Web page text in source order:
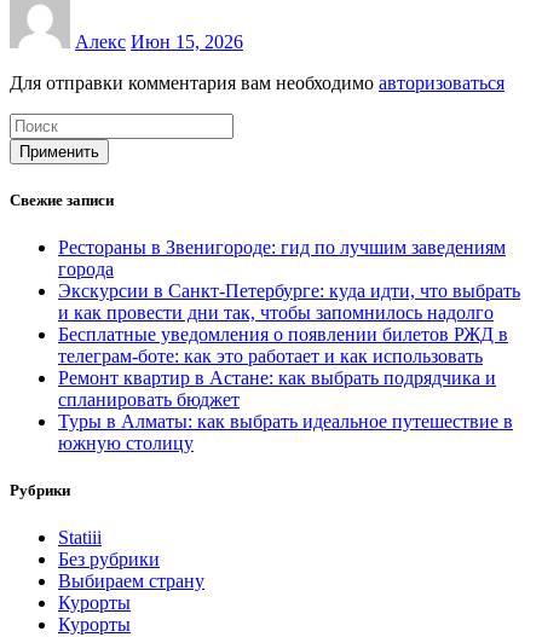
Алекс Июн 15, 2026
Для отправки комментария вам необходимо авторизоваться
Применить
Свежие записи
Рестораны в Звенигороде: гид по лучшим заведениям
города
Экскурсии в Санкт-Петербурге: куда идти, что выбрать
и как провести дни так, чтобы запомнилось надолго
Бесплатные уведомления о появлении билетов РЖД в
телеграм-боте: как это работает и как использовать
Ремонт квартир в Астане: как выбрать подрядчика и
спланировать бюджет
Туры в Алматы: как выбрать идеальное путешествие в
южную столицу
Рубрики
Statiii
Без рубрики
Выбираем страну
Курорты
Курорты